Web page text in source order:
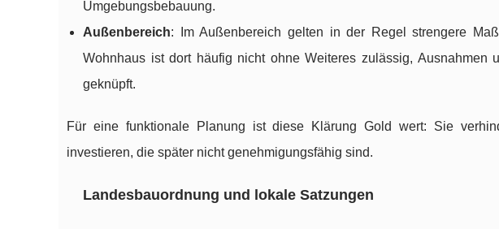
Umgebungsbebauung.
Außenbereich: Im Außenbereich gelten in der Regel strengere
Wohnhaus ist dort häufig nicht ohne Weiteres zulässig, Ausnahmen
geknüpft.
Für eine funktionale Planung ist diese Klärung Gold wert: Sie
investieren, die später nicht genehmigungsfähig sind.
Landesbauordnung und lokale Satzungen